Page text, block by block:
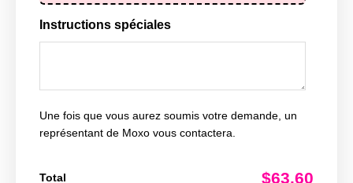
Instructions spéciales
Une fois que vous aurez soumis votre demande, un
représentant de Moxo vous contactera.
Total $63.60